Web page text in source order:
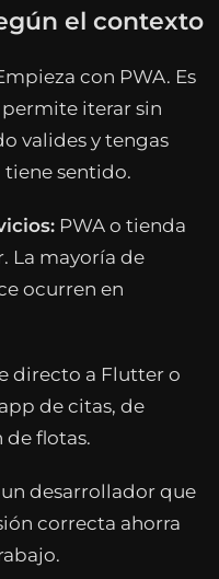
el contexto
con PWA. Es
iterar sin
valides y tengas
tiene sentido.
PWA o tienda
La mayoría de
ocurren en
directo a Flutter o
de citas, de
flotas.
desarrollador que
correcta ahorra